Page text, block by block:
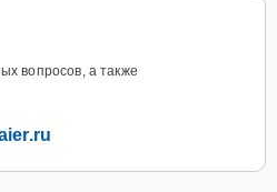
вопросов, а также